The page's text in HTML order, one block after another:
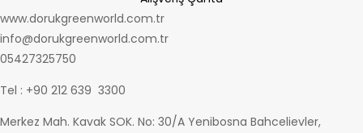
www.dorukgreenworld.com.tr
info@dorukgreenworld.com.tr
05427325750
Tel : +90 212 639 3300
Merkez Mah. Kavak SOK. No: 30/A Yenibosna Bahcelievler,